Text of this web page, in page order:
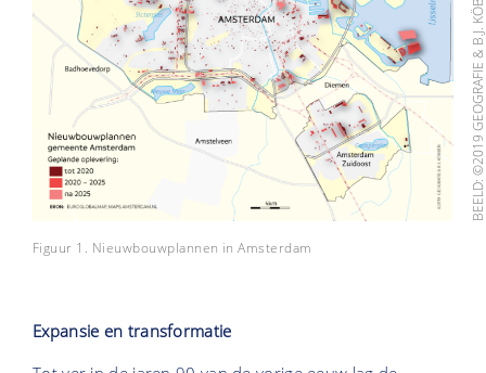
BEELD: ©2019 GEOGRAFIE & B.J. KÖBBEN
Figuur 1. Nieuwbouwplannen in Amsterdam
Expansie en transformatie